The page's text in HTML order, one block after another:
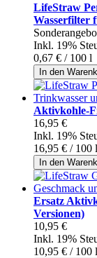
LifeStraw
Wasserfilter
Inkl. 19%
0,67 € / 100 l
In den
Aktivkohle-
16,95 €
Inkl. 19%
16,95 € / 100 l
In den
Ersatz
Versionen)
10,95 €
Inkl. 19%
10,95 € / 100 l